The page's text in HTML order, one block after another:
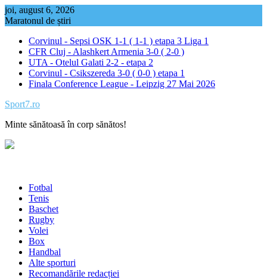
Skip
to
joi, august 6, 2026
Maratonul de știri
Corvinul - Sepsi OSK 1-1 ( 1-1 ) etapa 3 Liga 1
CFR Cluj - Alashkert Armenia 3-0 ( 2-0 )
UTA - Otelul Galati 2-2 - etapa 2
Corvinul - Csikszereda 3-0 ( 0-0 ) etapa 1
Finala Conference League - Leipzig 27 Mai 2026
Sport7.ro
Minte sănătoasă în corp sănătos!
Fotbal
Tenis
Baschet
Rugby
Volei
Box
Handbal
Alte sporturi
Recomandările redacției